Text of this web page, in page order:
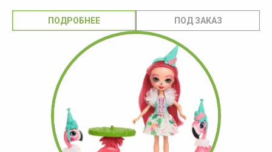
ПОДРОБНЕЕ